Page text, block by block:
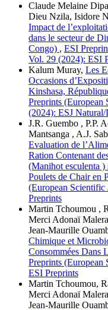
Claude Melaine
Dieu Nzila, Isidore
Impact de
dans le secteur de
Congo) , ESI
Vol. 29 (2024): ESI
Kalum Muray, Les
Occasions
Kinshasa,
Preprints
(2024): ESJ
J.R. Guembo , P.P.
Mantsanga , A.J.
Evaluation de
Ration Contenant
(Manihot esculenta )
Poulets de Chair en
(European
Preprints
Martin Tchoumou ,
Merci Adonaï
Jean-Maurille
Chimique et
Consommées Dans
Preprints (European
ESI Preprints
Martin Tchoumou,
Merci Adonaï
Jean-Maurille